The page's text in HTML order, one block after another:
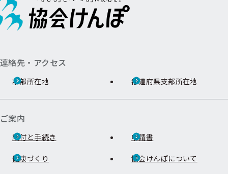
連絡先・アクセス
本部所在地 都道府県支部所在地
ご案内
給付と手続き 申請書
健康づくり 協会けんぽについて